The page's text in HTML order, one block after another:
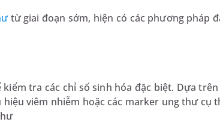
từ giai đoạn sớm, hiện có các phương pháp
tra các chỉ số sinh hóa đặc biệt. Dựa
viêm nhiễm hoặc các marker ung thư cụ